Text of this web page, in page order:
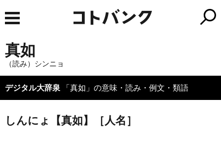
真如
（読み）シンニョ
デジタル大辞泉 「真如」の意味・読み・例文・類語
しんにょ【真如】［人名］